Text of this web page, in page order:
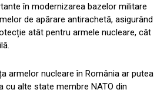
în modernizarea bazelor militare
de apărare antirachetă, asigurând
atât pentru armele nucleare, cât
armelor nucleare în România ar putea
cu alte state membre NATO din